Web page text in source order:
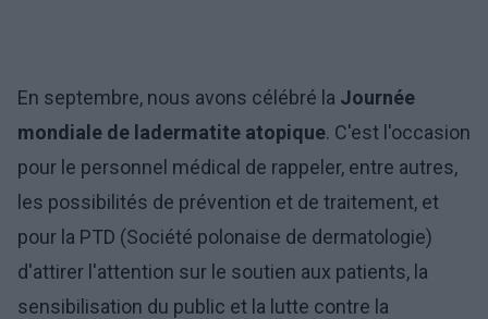
En septembre, nous avons célébré la Journée
mondiale de ladermatite atopique. C'est l'occasion
pour le personnel médical de rappeler, entre autres,
les possibilités de prévention et de traitement, et
pour la PTD (Société polonaise de dermatologie)
d'attirer l'attention sur le soutien aux patients, la
sensibilisation du public et la lutte contre la